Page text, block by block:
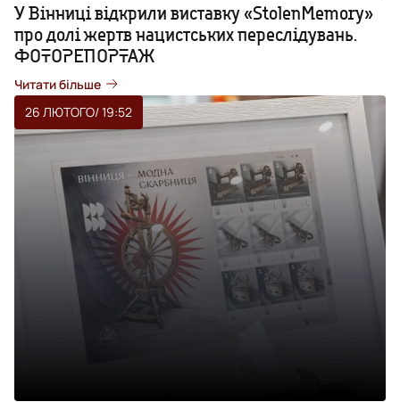
У Вінниці відкрили виставку «StolenMemory»
про долі жертв нацистських переслідувань.
ФОТОРЕПОРТАЖ
Читати більше
26 ЛЮТОГО/ 19:52